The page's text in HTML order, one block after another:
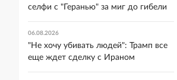
селфи с "Геранью" за миг до гибели
06.08.2026
"Не хочу убивать людей": Трамп все
еще ждет сделку с Ираном